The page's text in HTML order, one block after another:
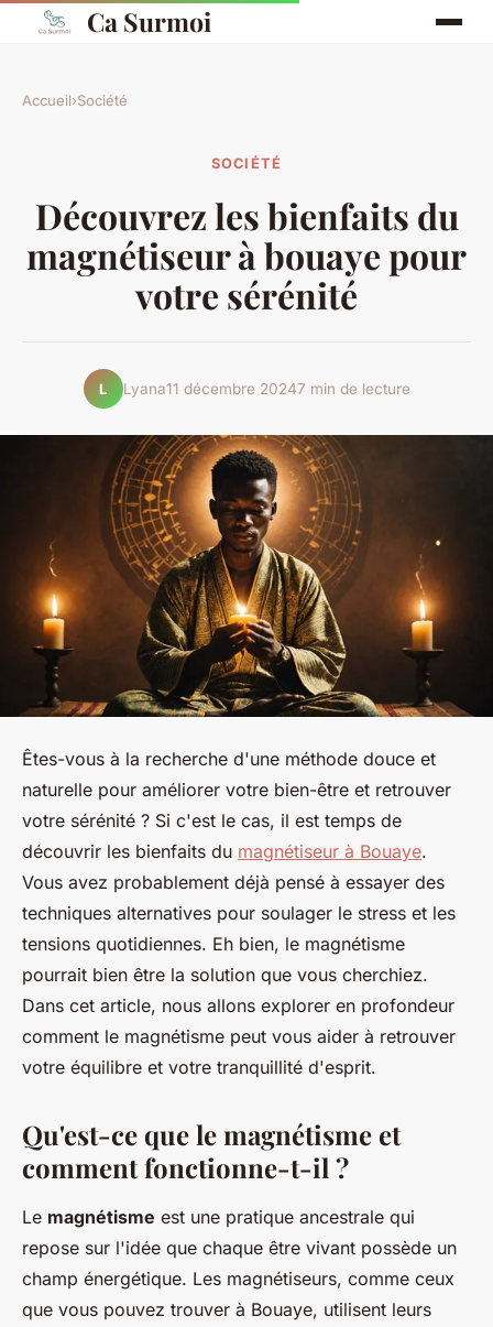
Ca Surmoi
Accueil›Société
SOCIÉTÉ
Découvrez les bienfaits du
magnétiseur à bouaye pour
votre sérénité
L Lyana11 décembre 20247 min de lecture
Êtes-vous à la recherche d'une méthode douce et
naturelle pour améliorer votre bien-être et retrouver
votre sérénité ? Si c'est le cas, il est temps de
découvrir les bienfaits du magnétiseur à Bouaye.
Vous avez probablement déjà pensé à essayer des
techniques alternatives pour soulager le stress et les
tensions quotidiennes. Eh bien, le magnétisme
pourrait bien être la solution que vous cherchiez.
Dans cet article, nous allons explorer en profondeur
comment le magnétisme peut vous aider à retrouver
votre équilibre et votre tranquillité d'esprit.
Qu'est-ce que le magnétisme et
comment fonctionne-t-il ?
Le magnétisme est une pratique ancestrale qui
repose sur l'idée que chaque être vivant possède un
champ énergétique. Les magnétiseurs, comme ceux
que vous pouvez trouver à Bouaye, utilisent leurs